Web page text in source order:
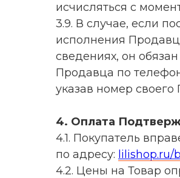
исчисляться с
3.9. В случае, если
исполнения
сведениях, он
Продавца по
указав номер
4. Оплата
4.1. Покупатель
по адресу: lilishop.ru/
4.2. Цены на Товар